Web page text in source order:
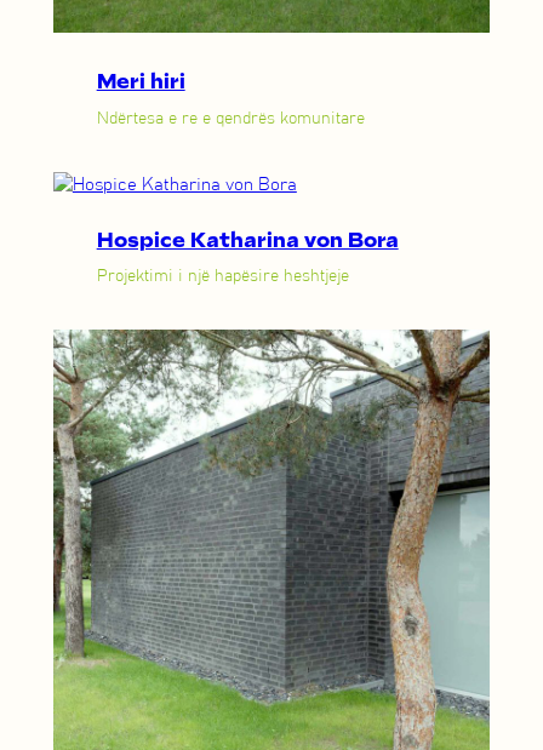
Meri hiri
Ndërtesa e re e qendrës komunitare
Hospice Katharina von Bora
Projektimi i një hapësire heshtjeje